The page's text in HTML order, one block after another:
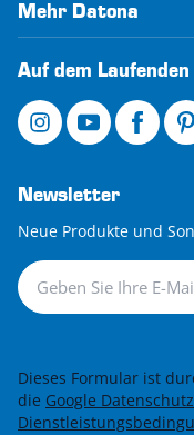
Mehr Datona
Auf dem
Newsletter
Neue Produkte und
Newsletter
Dieses Formular ist
die Google